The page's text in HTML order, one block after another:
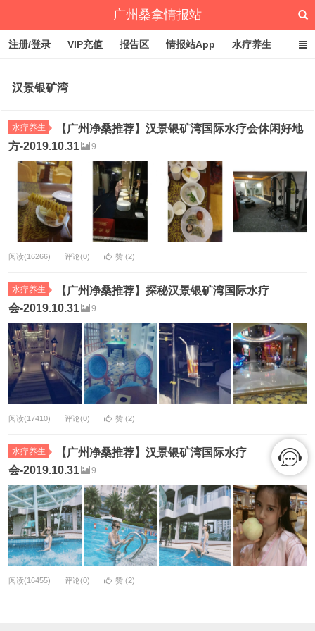
广州桑拿情报站
注册/登录 VIP充值 报告区 情报站App 水疗养生
汉景银矿湾
水疗养生
【广州净桑推荐】汉景银矿湾国际水疗会休闲好地
方-2019.10.31
9
阅读(16266) 评论(0) 赞 (2)
水疗养生
【广州净桑推荐】探秘汉景银矿湾国际水疗
会-2019.10.31
9
阅读(17410) 评论(0) 赞 (2)
水疗养生
【广州净桑推荐】汉景银矿湾国际水疗
会-2019.10.31
9
阅读(16455) 评论(0) 赞 (2)